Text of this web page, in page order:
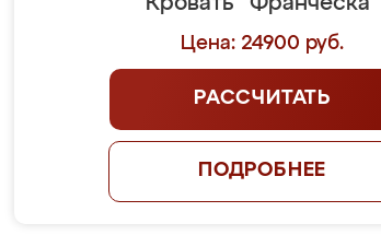
Цена: 24900 руб.
РАССЧИТАТЬ
ПОДРОБНЕЕ